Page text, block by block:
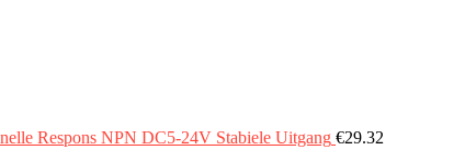
Respons NPN DC5-24V Stabiele Uitgang €29.32